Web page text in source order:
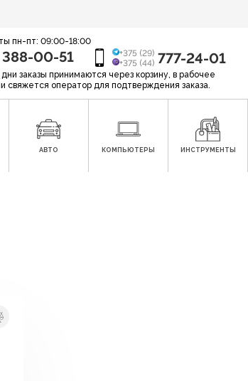
пн-пт: 09:00-18:00
388-00-51
+375 (29)
+375 (44) 777-24-01
заказы принимаются через корзину, в рабочее
свяжется оператор для подтверждения заказа.
АВТО КОМПЬЮТЕРЫ ИНСТРУМЕНТЫ